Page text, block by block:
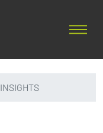
INSIGHTS